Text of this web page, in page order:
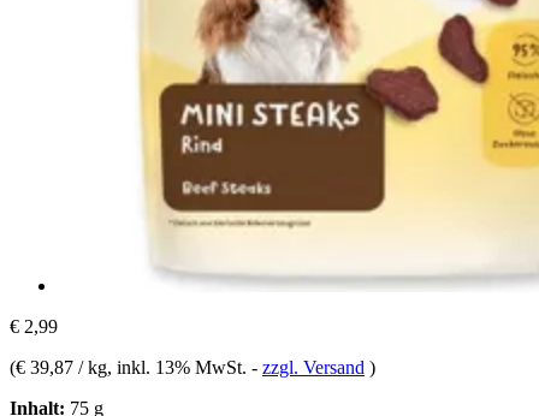
€ 2,99
(€ 39,87 / kg, inkl. 13% MwSt. - zzgl. Versand )
Inhalt: 75 g